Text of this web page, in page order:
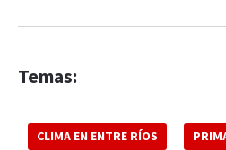
Temas:
CLIMA EN ENTRE RÍOS